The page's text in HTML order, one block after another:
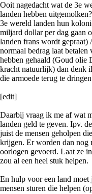
Ooit nagedacht wat de 3e
landen hebben
3e wereld landen hun
miljard dollar per dag gaan
landen frans wordt gepraat)
normaal bedrag laat
hebben gehaald (Goud olie
kracht natuurlijk) dan denk
die armoede terug te
[edit]
Daarbij vraag ik me af wat
landen geld te geven. Ipv.
juist de mensen geholpen
krijgen. Er worden dan nog
oorlogen gevoerd. Laat ze
zou al een heel stuk helpen.
En hulp voor een land
mensen sturen die helpen